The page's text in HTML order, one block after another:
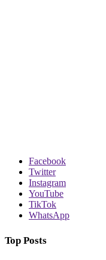
Facebook
Twitter
Instagram
YouTube
TikTok
WhatsApp
Top Posts